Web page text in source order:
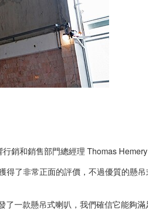
銷和銷售部門總經理 Thomas Hemery
得了非常正面的評價，不過優質的懸
一款懸吊式喇叭，我們確信它能夠